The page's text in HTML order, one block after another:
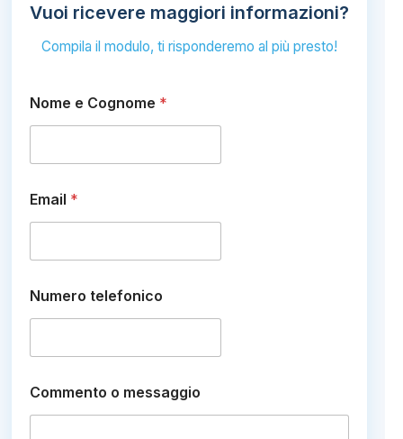
Vuoi ricevere maggiori informazioni?
Compila il modulo, ti risponderemo al più presto!
Nome e Cognome *
u
m
m
e
s
a
g
Email *
Numero telefonico
Commento o messaggio